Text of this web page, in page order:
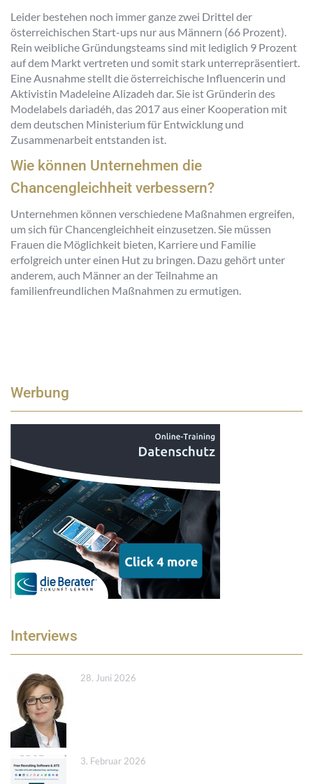
Leider bestehen noch immer ganze zwei Drittel der
österreichischen Start-ups nur aus Männern (66 Prozent).
Rein weibliche Gründungsteams sind mit lediglich 9 Prozent
auf dem Markt vertreten und somit stark unterrepräsentiert.
Eine Ausnahme stellt die österreichische Influencerin und
Aktivistin Madeleine Alizadeh dar. Sie ist Gründerin des
Modelabels dariadéh, das 2017 aus einer Kooperation mit
dem deutschen Ministerium für Entwicklung und
Zusammenarbeit entstanden ist.
Wie können Unternehmen die
Chancengleichheit verbessern?
Unternehmen können verschiedene Maßnahmen ergreifen,
um sich für Chancengleichheit einzusetzen. Sie müssen
Frauen die Möglichkeit bieten, Karriere und Familie
erfolgreich unter einen Hut zu bringen. Dazu gehört unter
anderem, auch Männer an der Teilnahme an
familienfreundlichen Maßnahmen zu ermutigen.
Werbung
Interviews
28. Juni 2026
3. Februar 2026